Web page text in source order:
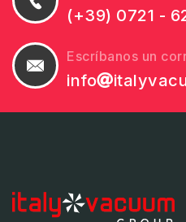
(+39) 0721 -
Escríbanos un
info